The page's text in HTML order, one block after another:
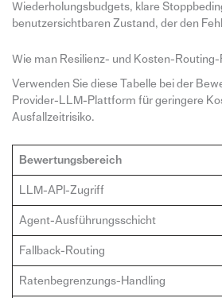
Wiederholungsbudgets, klare
benutzersichtbaren Zustand, der den
Wie man Resilienz- und Kosten-
Verwenden Sie diese Tabelle bei der
Provider-LLM-Plattform für geringere
Ausfallzeitrisiko.
Bewertungsbereich
LLM-API-Zugriff
Agent-Ausführungsschicht
Fallback-Routing
Ratenbegrenzungs-Handling